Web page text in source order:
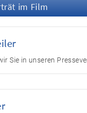
im Film
Sie in unseren